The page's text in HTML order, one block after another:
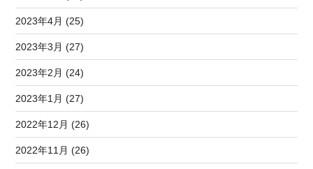
2023年4月 (25)
2023年3月 (27)
2023年2月 (24)
2023年1月 (27)
2022年12月 (26)
2022年11月 (26)